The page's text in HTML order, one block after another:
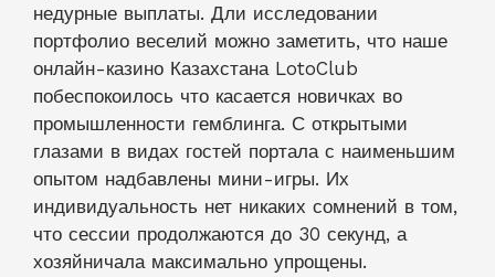
недурные выплаты. Дли исследовании
портфолио веселий можно заметить, что наше
онлайн-казино Казахстана LotoClub
побеспокоилось что касается новичках во
промышленности гемблинга. С открытыми
глазами в видах гостей портала с наименьшим
опытом надбавлены мини-игры. Их
индивидуальность нет никаких сомнений в том,
что сессии продолжаются до 30 секунд, а
хозяйничала максимально упрощены.